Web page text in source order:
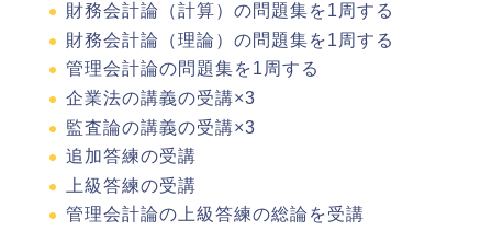
財務会計論（計算）の問題集を1周する
財務会計論（理論）の問題集を1周する
管理会計論の問題集を1周する
企業法の講義の受講×3
監査論の講義の受講×3
追加答練の受講
上級答練の受講
管理会計論の上級答練の総論を受講